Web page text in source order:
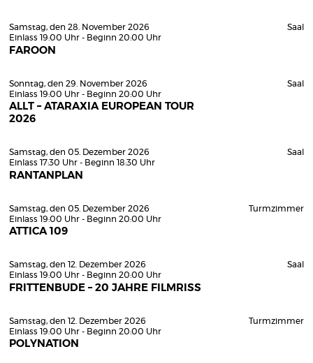
Samstag, den 28. November 2026
Einlass 19:00 Uhr - Beginn 20:00 Uhr
FAROON
Saal
Sonntag, den 29. November 2026
Einlass 19:00 Uhr - Beginn 20:00 Uhr
ALLT – ATARAXIA EUROPEAN TOUR
2026
Saal
Samstag, den 05. Dezember 2026
Einlass 17:30 Uhr - Beginn 18:30 Uhr
RANTANPLAN
Saal
Samstag, den 05. Dezember 2026
Einlass 19:00 Uhr - Beginn 20:00 Uhr
ATTICA 109
Turmzimmer
Samstag, den 12. Dezember 2026
Einlass 19:00 Uhr - Beginn 20:00 Uhr
FRITTENBUDE – 20 JAHRE FILMRISS
Saal
Samstag, den 12. Dezember 2026
Einlass 19:00 Uhr - Beginn 20:00 Uhr
POLYNATION
Turmzimmer